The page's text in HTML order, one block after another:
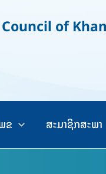
of
ຂ ສະມາຊິກສະພາ